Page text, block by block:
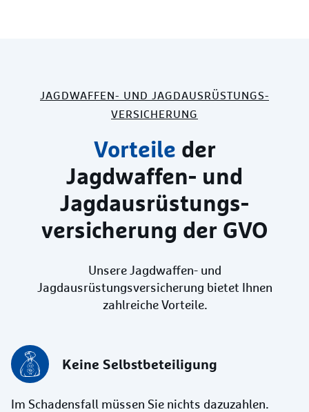
JAGDWAFFEN- UND JAGDAUSRÜSTUNGS­
VERSICHERUNG
Vorteile der
Jagdwaffen- und
Jagdausrüstungs­
versicherung der GVO
Unsere Jagdwaffen- und
Jagdausrüstungsversicherung bietet Ihnen
zahlreiche Vorteile.
Keine Selbstbeteiligung
Im Schadensfall müssen Sie nichts dazuzahlen.